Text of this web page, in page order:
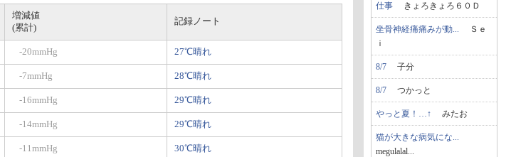
増減値
(累計)
記録ノート
-20mmHg 27℃晴れ
-7mmHg 28℃晴れ
-16mmHg 29℃晴れ
-14mmHg 29℃晴れ
-11mmHg 30℃晴れ
仕事 きょろきょろ６０Ｄ
坐骨神経痛痛みが動... Ｓｅ
ｉ
8/7 子分
8/7 つかっと
やっと夏！…↑ みたお
猫が大きな病気にな...
megulalal...